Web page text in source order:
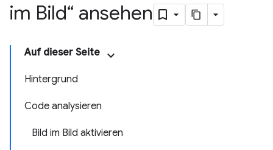
im Bild“ ansehen
Auf dieser Seite
Hintergrund
Code analysieren
Bild im Bild aktivieren